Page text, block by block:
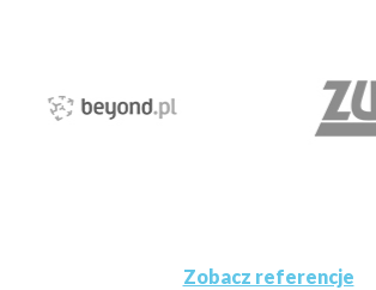
Zobacz referencje